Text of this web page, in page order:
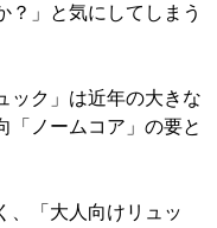
？」と気にしてしまう
ク」は近年の大きな
「ノームコア」の要と
「大人向けリュッ